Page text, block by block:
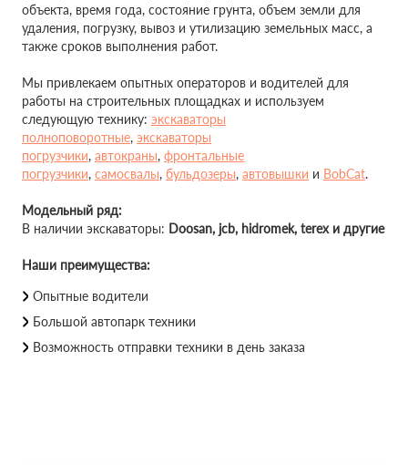
объекта, время года, состояние грунта, объем земли для
удаления, погрузку, вывоз и утилизацию земельных масс, а
также сроков выполнения работ.
Мы привлекаем опытных операторов и водителей для
работы на строительных площадках и используем
следующую технику: экскаваторы
полноповоротные, экскаваторы
погрузчики, автокраны, фронтальные
погрузчики, самосвалы, бульдозеры, автовышки и BobCat.
Модельный ряд:
В наличии экскаваторы: Doosan, jcb, hidromek, terex и другие
Наши преимущества:
Опытные водители
Большой автопарк техники
Возможность отправки техники в день заказа